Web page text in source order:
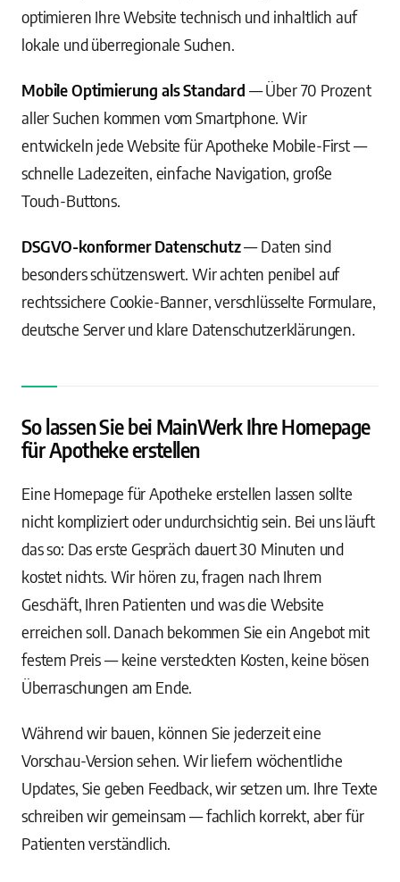
optimieren Ihre Website technisch und inhaltlich auf
lokale und überregionale Suchen.
Mobile Optimierung als Standard — Über 70 Prozent
aller Suchen kommen vom Smartphone. Wir
entwickeln jede Website für Apotheke Mobile-First —
schnelle Ladezeiten, einfache Navigation, große
Touch-Buttons.
DSGVO-konformer Datenschutz— Daten sind
besonders schützenswert. Wir achten penibel auf
rechtssichere Cookie-Banner, verschlüsselte Formulare,
deutsche Server und klare Datenschutzerklärungen.
So lassen Sie bei MainWerk Ihre Homepage
für Apotheke erstellen
Eine Homepage für Apotheke erstellen lassen sollte
nicht kompliziert oder undurchsichtig sein. Bei uns läuft
das so: Das erste Gespräch dauert 30 Minuten und
kostet nichts. Wir hören zu, fragen nach Ihrem
Geschäft, Ihren Patienten und was die Website
erreichen soll. Danach bekommen Sie ein Angebot mit
festem Preis — keine versteckten Kosten, keine bösen
Überraschungen am Ende.
Während wir bauen, können Sie jederzeit eine
Vorschau-Version sehen. Wir liefern wöchentliche
Updates, Sie geben Feedback, wir setzen um. Ihre Texte
schreiben wir gemeinsam — fachlich korrekt, aber für
Patienten verständlich.